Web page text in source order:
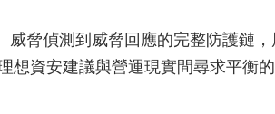
威脅偵測到威脅回應的完整防護鏈
想資安建議與營運現實間尋求平衡的